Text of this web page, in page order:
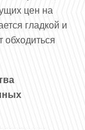
цен на
гладкой и
обходиться